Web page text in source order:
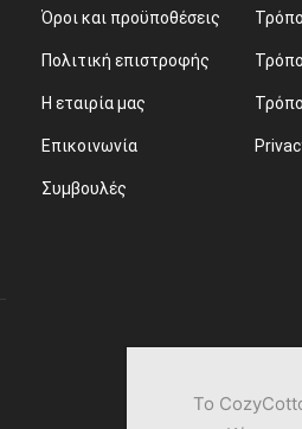
Όροι και προϋποθέσεις
Πολιτική επιστροφής
Η εταιρία μας
Επικοινωνία
Συμβουλές
Το